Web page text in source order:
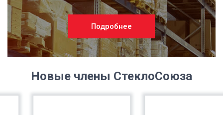
Подробнее
Новые члены СтеклоСоюза